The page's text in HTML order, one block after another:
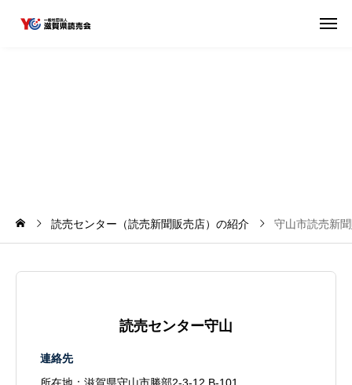
読売センター（読売新聞販売店）の紹介 守山市読売新
読売センター守山
連絡先